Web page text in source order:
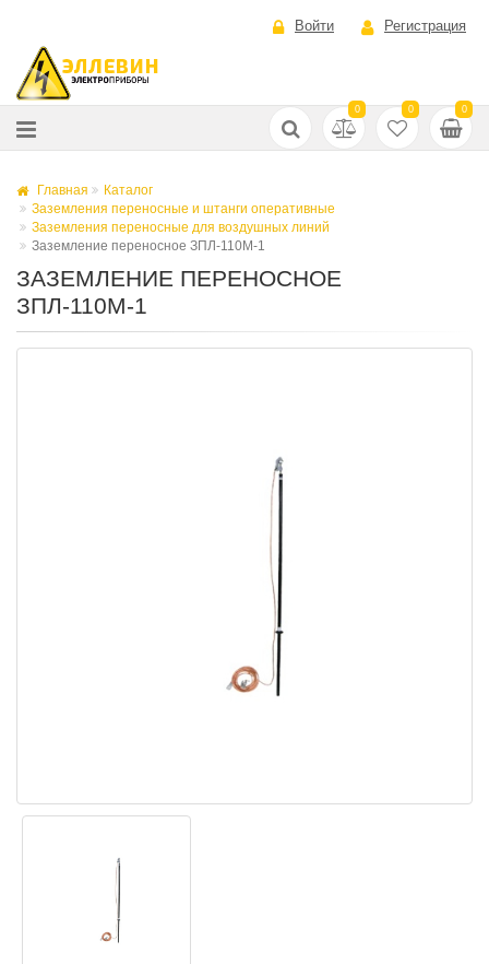
Войти Регистрация
0 0 0
Главная
Каталог
Заземления переносные и штанги оперативные
Заземления переносные для воздушных линий
Заземление переносное ЗПЛ-110М-1
ЗАЗЕМЛЕНИЕ ПЕРЕНОСНОЕ
ЗПЛ-110М-1